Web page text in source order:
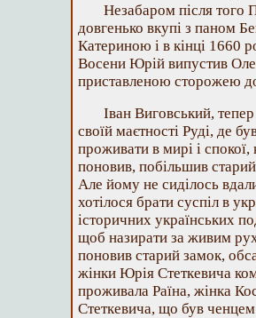
Незабаром після того
довгенько вкупі з паном
Катериною і в кінці 1660
Восени Юрій випустив
приставленою сторожею
Іван Виговський,
своїй маєтності Руді, де
проживати в мирі і спокої,
поновив, побільшив
Але йому не сиділось
хотілося брати суспіл в
історичних українських
щоб назирати за живим
поновив старий замок,
жінки Юрія Стеткевича
проживала Раїна, жінка
Стеткевича, що був ченцем